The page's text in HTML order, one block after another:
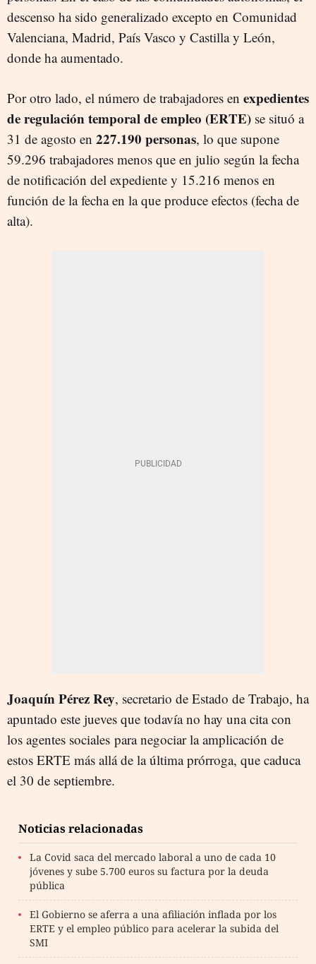
descenso ha sido generalizado excepto en Comunidad
Valenciana, Madrid, País Vasco y Castilla y León,
donde ha aumentado.
Por otro lado, el número de trabajadores en expedientes
de regulación temporal de empleo (ERTE) se situó a
31 de agosto en 227.190 personas, lo que supone
59.296 trabajadores menos que en julio según la fecha
de notificación del expediente y 15.216 menos en
función de la fecha en la que produce efectos (fecha de
alta).
Joaquín Pérez Rey, secretario de Estado de Trabajo, ha
apuntado este jueves que todavía no hay una cita con
los agentes sociales para negociar la amplicación de
estos ERTE más allá de la última prórroga, que caduca
el 30 de septiembre.
Noticias relacionadas
La Covid saca del mercado laboral a uno de cada 10
jóvenes y sube 5.700 euros su factura por la deuda
pública
El Gobierno se aferra a una afiliación inflada por los
ERTE y el empleo público para acelerar la subida del
SMI